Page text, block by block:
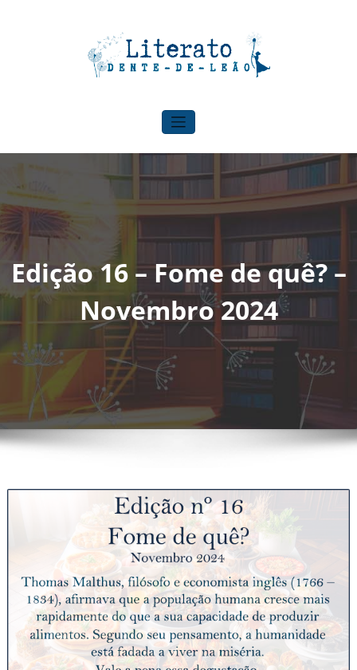
Literato Dente-de-leão
Edição 16 – Fome de quê? –
Novembro 2024